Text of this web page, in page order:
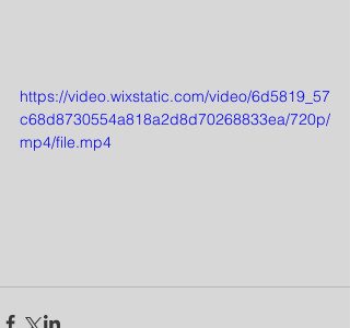
https://video.wixstatic.com/video/6d5819_57
c68d8730554a818a2d8d70268833ea/720p/
mp4/file.mp4